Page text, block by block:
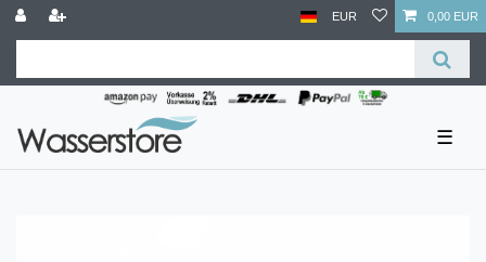
EUR 0,00 EUR
☰